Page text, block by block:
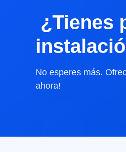
¿Tienes
No esperes más.
ahora!